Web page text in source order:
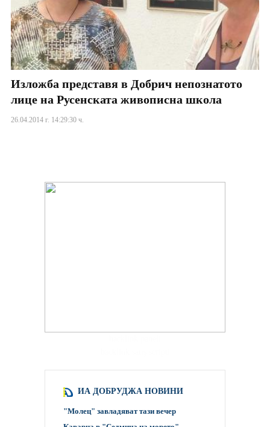
Изложба представя в Добрич непознатото
лице на Русенската живописна школа
26.04.2014 г. 14:29:30 ч.
ИА ДОБРУДЖА НОВИНИ
"Молец" завладяват тази вечер